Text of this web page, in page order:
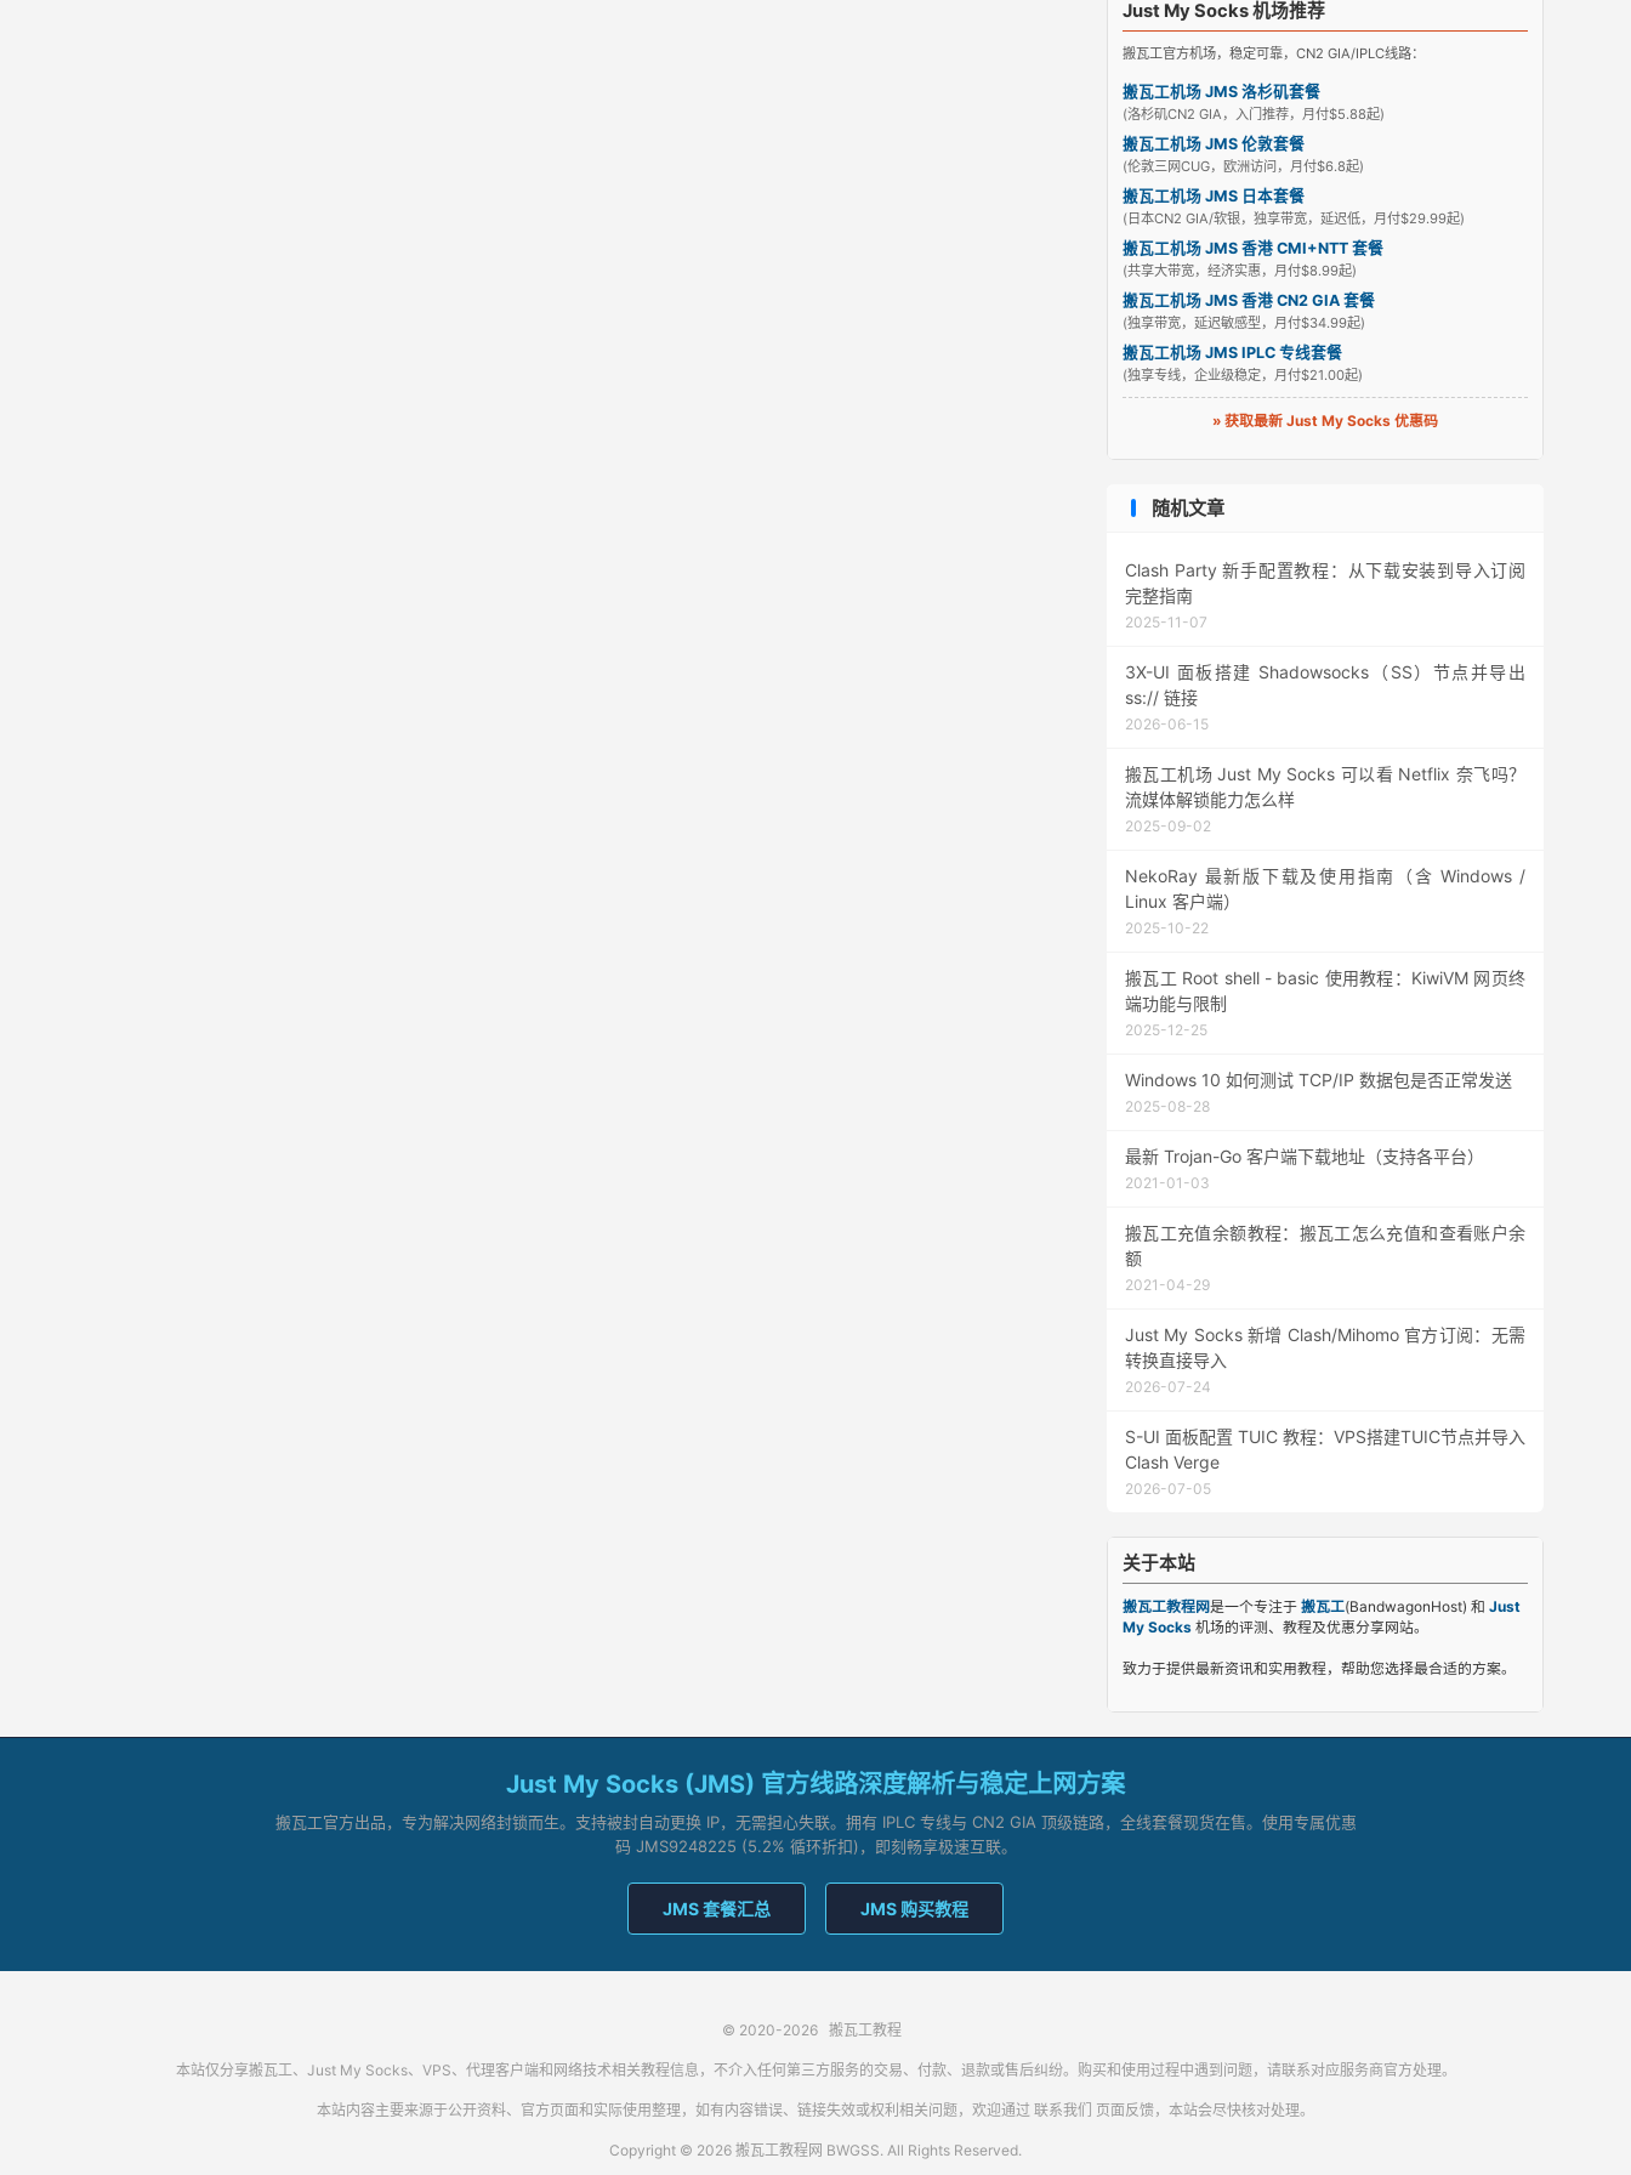
Just My Socks 机场推荐
搬瓦工官方机场，稳定可靠，CN2 GIA/IPLC线路：
搬瓦工机场 JMS 洛杉矶套餐
(洛杉矶CN2 GIA，入门推荐，月付$5.88起)
搬瓦工机场 JMS 伦敦套餐
(伦敦三网CUG，欧洲访问，月付$6.8起)
搬瓦工机场 JMS 日本套餐
(日本CN2 GIA/软银，独享带宽，延迟低，月付$29.99起)
搬瓦工机场 JMS 香港 CMI+NTT 套餐
(共享大带宽，经济实惠，月付$8.99起)
搬瓦工机场 JMS 香港 CN2 GIA 套餐
(独享带宽，延迟敏感型，月付$34.99起)
搬瓦工机场 JMS IPLC 专线套餐
(独享专线，企业级稳定，月付$21.00起)
» 获取最新 Just My Socks 优惠码
随机文章
Clash Party 新手配置教程：从下载安装到导入订阅
完整指南
2025-11-07
3X-UI 面板搭建 Shadowsocks（SS）节点并导出
ss:// 链接
2026-06-15
搬瓦工机场 Just My Socks 可以看 Netflix 奈飞吗？
流媒体解锁能力怎么样
2025-09-02
NekoRay 最新版下载及使用指南（含 Windows /
Linux 客户端）
2025-10-22
搬瓦工 Root shell - basic 使用教程：KiwiVM 网页终
端功能与限制
2025-12-25
Windows 10 如何测试 TCP/IP 数据包是否正常发送
2025-08-28
最新 Trojan-Go 客户端下载地址（支持各平台）
2021-01-03
搬瓦工充值余额教程：搬瓦工怎么充值和查看账户余
额
2021-04-29
Just My Socks 新增 Clash/Mihomo 官方订阅：无需
转换直接导入
2026-07-24
S-UI 面板配置 TUIC 教程：VPS搭建TUIC节点并导入
Clash Verge
2026-07-05
关于本站
搬瓦工教程网是一个专注于 搬瓦工(BandwagonHost) 和 Just
My Socks 机场的评测、教程及优惠分享网站。
致力于提供最新资讯和实用教程，帮助您选择最合适的方案。
Just My Socks (JMS) 官方线路深度解析与稳定上网方案
搬瓦工官方出品，专为解决网络封锁而生。支持被封自动更换 IP，无需担心失联。拥有 IPLC 专线与 CN2 GIA 顶级链路，全线套餐现货在售。使用专属优惠
码 JMS9248225 (5.2% 循环折扣)，即刻畅享极速互联。
JMS 套餐汇总 JMS 购买教程
© 2020-2026 搬瓦工教程
本站仅分享搬瓦工、Just My Socks、VPS、代理客户端和网络技术相关教程信息，不介入任何第三方服务的交易、付款、退款或售后纠纷。购买和使用过程中遇到问题，请联系对应服务商官方处理。
本站内容主要来源于公开资料、官方页面和实际使用整理，如有内容错误、链接失效或权利相关问题，欢迎通过 联系我们 页面反馈，本站会尽快核对处理。
Copyright © 2026 搬瓦工教程网 BWGSS. All Rights Reserved.